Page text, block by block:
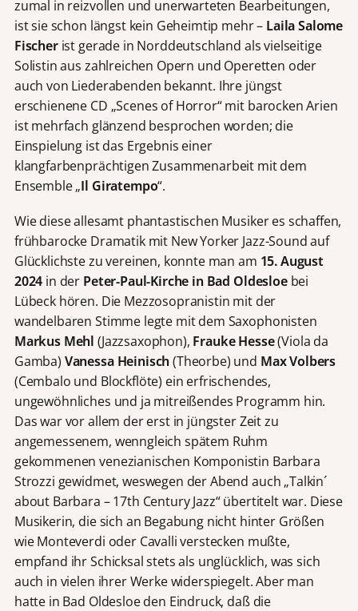
zumal in reizvollen und unerwarteten Bearbeitungen,
ist sie schon längst kein Geheimtip mehr – Laila Salome
Fischerist gerade in Norddeutschland als vielseitige
Solistin aus zahlreichen Opern und Operetten oder
auch von Liederabenden bekannt. Ihre jüngst
erschienene CD „Scenes of Horror“ mit barocken Arien
ist mehrfach glänzend besprochen worden; die
Einspielung ist das Ergebnis einer
klangfarbenprächtigen Zusammenarbeit mit dem
Ensemble „Il Giratempo“.
Wie diese allesamt phantastischen Musiker es schaffen,
frühbarocke Dramatik mit New Yorker Jazz-Sound auf
Glücklichste zu vereinen, konnte man am 15. August
2024 in der Peter-Paul-Kirche in Bad Oldesloebei
Lübeck hören. Die Mezzosopranistin mit der
wandelbaren Stimme legte mit dem Saxophonisten
Markus Mehl (Jazzsaxophon), Frauke Hesse(Viola da
Gamba) Vanessa Heinisch(Theorbe) und Max Volbers
(Cembalo und Blockflöte) ein erfrischendes,
ungewöhnliches und ja mitreißendes Programm hin.
Das war vor allem der erst in jüngster Zeit zu
angemessenem, wenngleich spätem Ruhm
gekommenen venezianischen Komponistin Barbara
Strozzi gewidmet, weswegen der Abend auch „Talkin´
about Barbara – 17th Century Jazz“ übertitelt war. Diese
Musikerin, die sich an Begabung nicht hinter Größen
wie Monteverdi oder Cavalli verstecken mußte,
empfand ihr Schicksal stets als unglücklich, was sich
auch in vielen ihrer Werke widerspiegelt. Aber man
hatte in Bad Oldesloe den Eindruck, daß die